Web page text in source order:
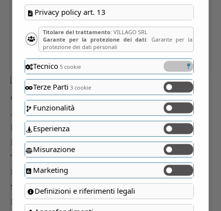
Privacy policy art. 13
Titolare del trattamento: VILLAGO SRL
Garante per la protezione dei dati: Garante per la
protezione dei dati personali
Tecnico5 cookie
Terze Parti 3 cookie
Funzionalità
Esperienza
Misurazione
Marketing
Definizioni e riferimenti legali